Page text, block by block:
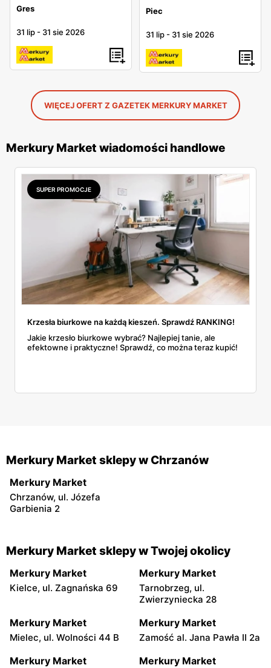
Gres
31 lip - 31 sie 2026
Piec
31 lip - 31 sie 2026
WIĘCEJ OFERT Z GAZETEK MERKURY MARKET
Merkury Market wiadomości handlowe
SUPER PROMOCJE
Krzesła biurkowe na każdą kieszeń. Sprawdź RANKING!
Jakie krzesło biurkowe wybrać? Najlepiej tanie, ale
efektowne i praktyczne! Sprawdź, co można teraz kupić!
Merkury Market sklepy w Chrzanów
Merkury Market
Chrzanów, ul. Józefa
Garbienia 2
Merkury Market sklepy w Twojej okolicy
Merkury Market
Kielce, ul. Zagnańska 69
Merkury Market
Tarnobrzeg, ul.
Zwierzyniecka 28
Merkury Market
Mielec, ul. Wolności 44 B
Merkury Market
Zamość al. Jana Pawła II 2a
Merkury Market Merkury Market